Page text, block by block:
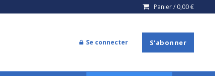
Panier / 0,00€
Se connecter S'abonner